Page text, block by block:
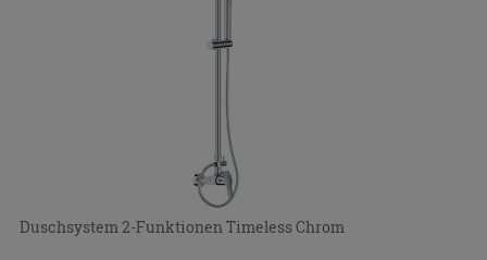
Duschsystem 2-Funktionen Timeless Chrom